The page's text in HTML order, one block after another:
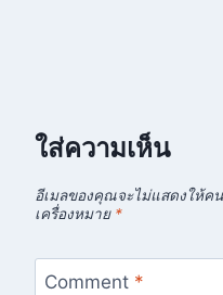
ใส่ความเห็น
อีเมลของคุณจะไม่แสดงให้ค
เครื่องหมาย *
Comment *